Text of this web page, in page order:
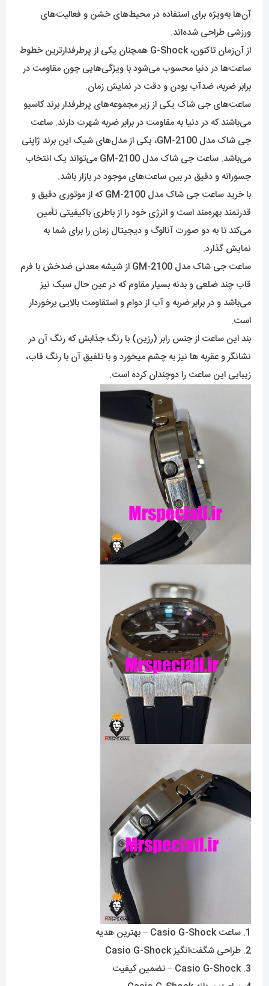
آن‌ها به‌ویژه برای استفاده در محیط‌های خشن و فعالیت‌های
ورزشی طراحی شده‌اند.
از آن‌زمان تاکنون، G-Shock همچنان یکی از پرطرفدارترین خطوط
ساعت‌ها در دنیا محسوب می‌شود با ویژگی‌هایی چون مقاومت در
برابر ضربه، ضدآب بودن و دقت در نمایش زمان.
ساعت‌‌های جی شاک یکی از زیر مجموعه‌‌های پرطرفدار برند کاسیو
می‌باشند که در دنیا به مقاومت در برابر ضربه شهرت دارند. ساعت
جی شاک مدل GM-2100، یکی از مدل‌های شیک این برند ژاپنی
می‌باشد. ساعت جی شاک مدل GM-2100 می‌تواند یک انتخاب
جسورانه و دقیق در بین ساعت‌های موجود در بازار باشد.
با خرید ساعت جی شاک مدل GM-2100 که از موتوری دقیق و
قدرتمند بهره‌مند است و انرژی خود را از باطری باکیفیتی تأمین
می‌کند تا به دو صورت آنالوگ و دیجیتال زمان را برای شما به
نمایش گذارد.
ساعت جی شاک مدل GM-2100 از شیشه معدنی ضدخش با فرم
قاب چند ضلعی و بدنه بسیار مقاوم که در عین حال سبک نیز
می‌باشد و در برابر ضربه و آب از دوام و استقاومت بالایی برخوردار
است.
بند این ساعت از جنس رابر (رزین) با رنگ جذابش که رنگ آن در
نشانگر و عقربه ها نیز به چشم میخورد و با تلفیق آن با رنگ قاب،
زیبایی این ساعت را دوچندان کرده است.
1. ساعت Casio G-Shock – بهترین هدیه
2. طراحی شگفت‌انگیز Casio G-Shock
3. Casio G-Shock – تضمین کیفیت